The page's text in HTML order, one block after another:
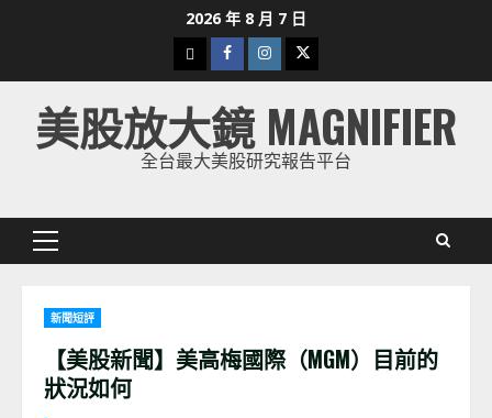
2026 年 8 月 7 日
下
載
美
股
Facebook
Instagram
Twitter
美股放大鏡 MAGNIFIER
全台最大美股研究報告平台
Primary
新聞短評
【美股新聞】美高梅國際（MGM）目前的
狀況如何